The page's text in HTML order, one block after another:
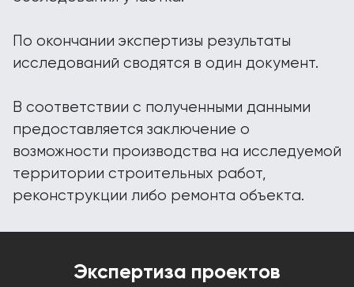
По окончании экспертизы результаты
исследований сводятся в один документ.
В соответствии с полученными данными
предоставляется заключение о
возможности производства на исследуемой
территории строительных работ,
реконструкции либо ремонта объекта.
Экспертиза проектов